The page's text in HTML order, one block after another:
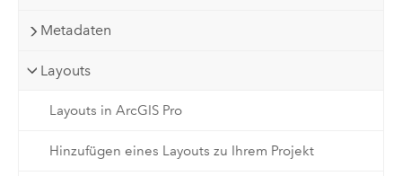
Metadaten
Layouts
Layouts in ArcGIS Pro
Hinzufügen eines Layouts zu Ihrem Projekt